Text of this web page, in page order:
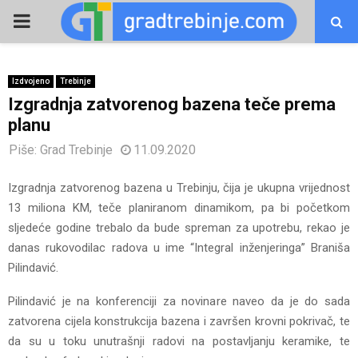
PRIMARY
Izdvojeno Trebinje
Izgradnja zatvorenog bazena teče prema
planu
Piše: Grad Trebinje 11.09.2020
Izgradnja zatvorenog bazena u Trebinju, čija je ukupna vrijednost
13 miliona KM, teče planiranom dinamikom, pa bi početkom
sljedeće godine trebalo da bude spreman za upotrebu, rekao je
danas rukovodilac radova u ime “Integral inženjeringa” Braniša
Pilindavić.
Pilindavić je na konferenciji za novinare naveo da je do sada
zatvorena cijela konstrukcija bazena i završen krovni pokrivač, te
da su u toku unutrašnji radovi na postavljanju keramike, te